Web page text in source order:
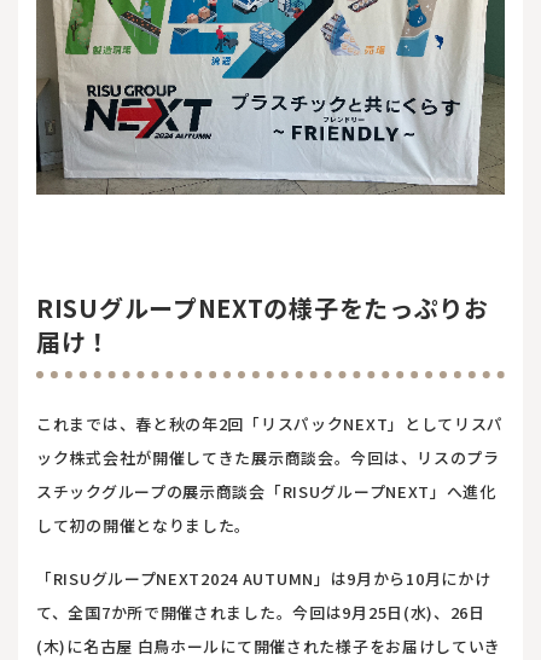
RISUグループNEXTの様子をたっぷりお
届け！
これまでは、春と秋の年2回「リスパックNEXT」としてリスパ
ック株式会社が開催してきた展示商談会。今回は、リスのプラ
スチックグループの展示商談会「RISUグループNEXT」へ進化
して初の開催となりました。
「RISUグループNEXT2024 AUTUMN」は9月から10月にかけ
て、全国7か所で開催されました。今回は9月25日(水)、26日
(木)に名古屋 白鳥ホールにて開催された様子をお届けしていき